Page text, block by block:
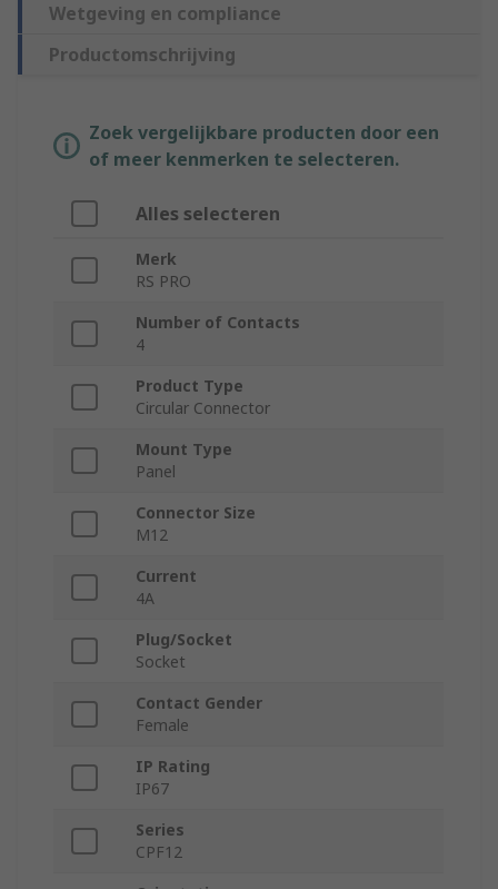
Wetgeving en compliance
Productomschrijving
Zoek vergelijkbare producten door een
of meer kenmerken te selecteren.
Alles selecteren
Merk
RS PRO
Number of Contacts
4
Product Type
Circular Connector
Mount Type
Panel
Connector Size
M12
Current
4A
Plug/Socket
Socket
Contact Gender
Female
IP Rating
IP67
Series
CPF12